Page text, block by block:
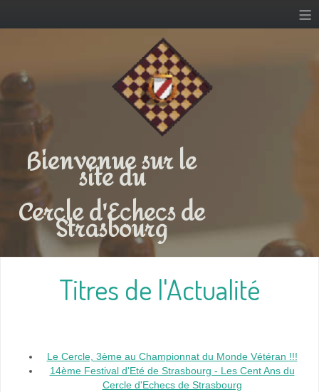
≡
Bienvenue sur le
site du
Cercle d'Echecs de
Strasbourg
Titres de l'Actualité
Le Cercle, 3ème au Championnat du Monde Vétéran !!!
14ème Festival d'Eté de Strasbourg - Les Cent Ans du
Cercle d'Echecs de Strasbourg